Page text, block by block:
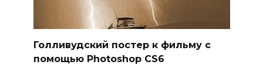
Голливудский постер к фильму с
помощью Photoshop CS6